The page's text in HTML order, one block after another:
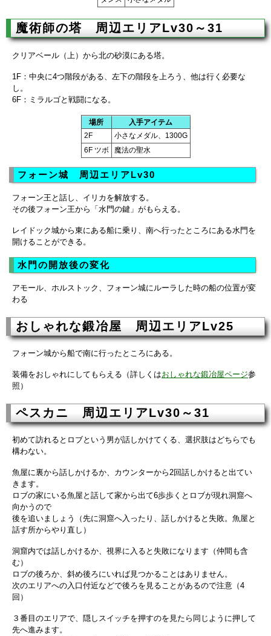
魔術師の塔 周辺エリアLv30～31
クリアベール（上）から北の砂漠にある塔。
1F：中央に4つ階段がある、左下の階段を上ろう、他は行く必要な
し。
6F：ミラルゴと戦闘になる。
場所
入手アイテム
2F
小さなメダル、1300G
6F ツボ
魔法の聖水
フォーン城 周辺エリアLv30
フォーン王と話し、イリカを解放する。
その後フォーン王から「水門の鍵」がもらえる。
レイドック城から東にある船に乗り、南へ行ったところにある水門を
開けることができる。
水門の開放後の変化
アモール、ホルストック、フォーン城にルーラした時の船の位置が変
わる
おしゃれな鍛冶屋 周辺エリアLv25
フォーン城から船で南に行ったところにある。
装備をおしゃれにしてもらえる（詳しくはおしゃれな鍛冶屋ページ参
照）
ペスカニ 周辺エリアLv30～31
初めて訪れるとロブという男が話しかけてくる、選択肢はどちらでも
構わない。
魚屋に裏から話しかけるか、カウンターから2回話しかけると出てい
きます。
ロブの家にいる魚屋と話して家から出て6歩歩くとロブが現れ洞窟へ
向かうので
後を追いましょう（先に洞窟へ入ったり、話しかけると失敗。魚屋と
話す所からやり直し）
洞窟内では話しかけるか、視界に入ると失敗になります（仲間も含
む）
ロブの後ろか、斜め後ろにいれば見つかることはありません。
次のエリアへの入口付近などで後ろを見ることがあるので注意（4
回）
３番目のエリアで、隠しスイッチを押すのを見たら同じように押して
先へ進みます。